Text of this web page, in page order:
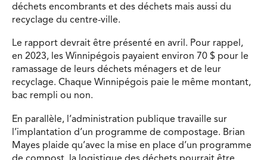
déchets encombrants et des déchets mais aussi du
recyclage du centre-ville.
Le rapport devrait être présenté en avril. Pour rappel,
en 2023, les Winnipégois payaient environ 70 $ pour le
ramassage de leurs déchets ménagers et de leur
recyclage. Chaque Winnipégois paie le même montant,
bac rempli ou non.
En parallèle, l’administration publique travaille sur
l’implantation d’un programme de compostage. Brian
Mayes plaide qu’avec la mise en place d’un programme